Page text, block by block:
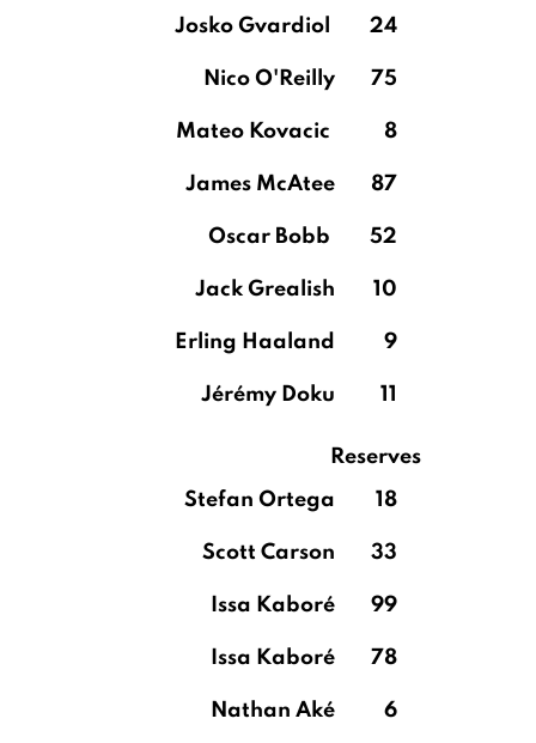
Josko Gvardiol 24
Nico O'Reilly 75
Mateo Kovacic 8
James McAtee 87
Oscar Bobb 52
Jack Grealish 10
Erling Haaland 9
Jérémy Doku 11
Reserves
Stefan Ortega
18
Scott Carson 33
Issa Kaboré 99
Issa Kaboré 78
Nathan Aké 6